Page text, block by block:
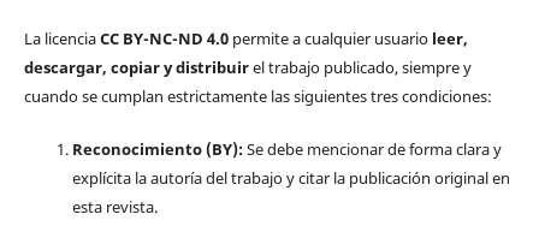
La licenciaCC BY-NC-ND 4.0permite a cualquier usuario leer,
descargar, copiar y distribuirel trabajo publicado, siempre y
cuando se cumplan estrictamente las siguientes tres condiciones:
Reconocimiento (BY):Se debe mencionar de forma clara y
explícita la autoría del trabajo y citar la publicación original en
esta revista.